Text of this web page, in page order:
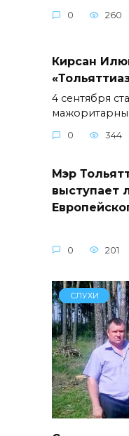
0 260
Кирсан
4 сентября
0 344
Мэр
выступает
0 201
СЛУХИ